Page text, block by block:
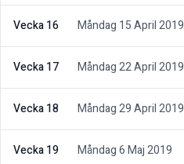
Vecka 16 Måndag 15 April 2019
Vecka 17 Måndag 22 April 2019
Vecka 18 Måndag 29 April 2019
Vecka 19 Måndag 6 Maj 2019